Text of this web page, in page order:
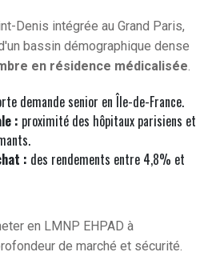
Denis intégrée au Grand Paris,
bassin démographique dense
en résidence médicalisée.
demande senior en Île-de-France.
: proximité des hôpitaux parisiens et
: des rendements entre 4,8% et
en LMNP EHPAD à
de marché et sécurité.